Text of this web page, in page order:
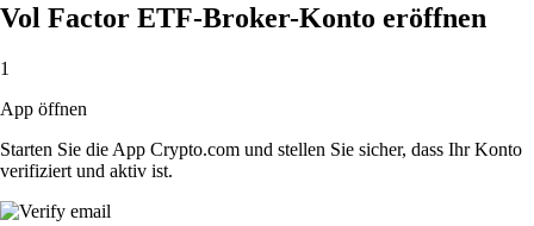
Vol Factor ETF-Broker-Konto eröffnen
1
App öffnen
Starten Sie die App Crypto.com und stellen Sie sicher, dass Ihr Konto
verifiziert und aktiv ist.